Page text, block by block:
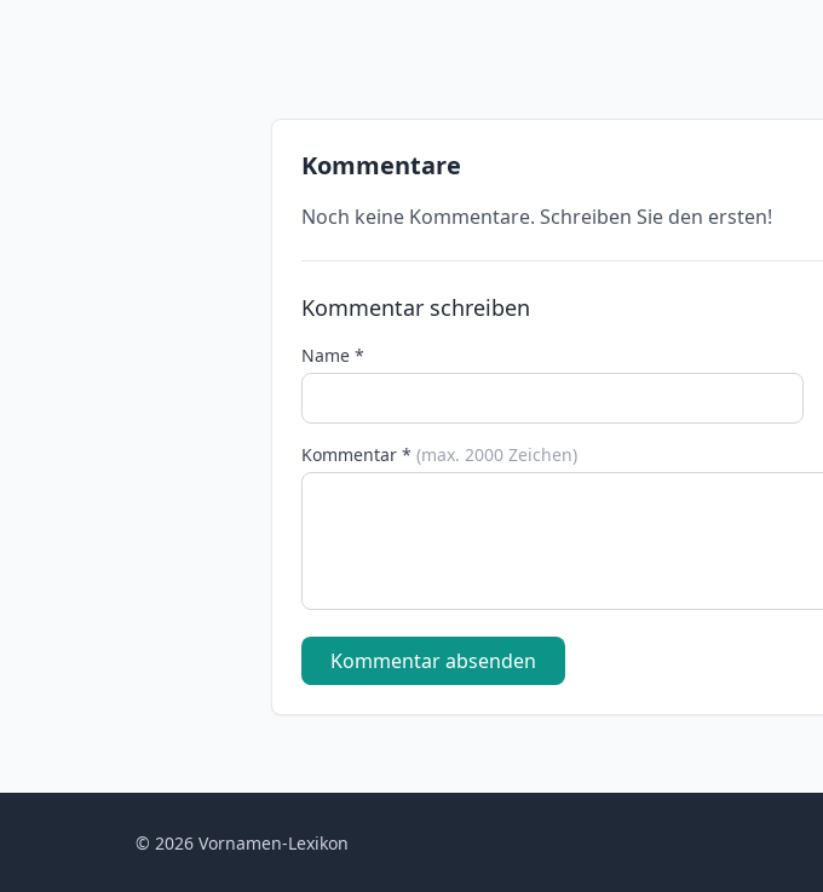
Kommentare
Noch keine Kommentare. Schreiben Sie den ersten!
Kommentar schreiben
Name *
Kommentar * (max. 2000 Zeichen)
Kommentar absenden
© 2026 Vornamen-Lexikon